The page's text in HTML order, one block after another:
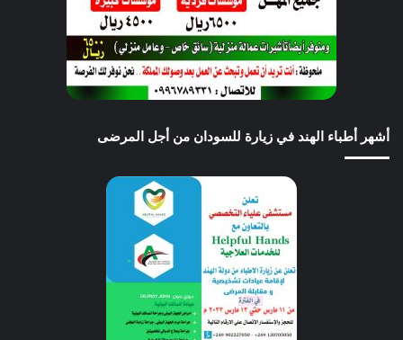
أشهر أطباء الهند في زيارة للسودان من أجل المرضى